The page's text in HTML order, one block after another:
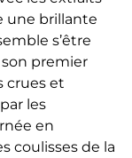
une brillante
s’être
premier
crues et
les
en
coulisses de la